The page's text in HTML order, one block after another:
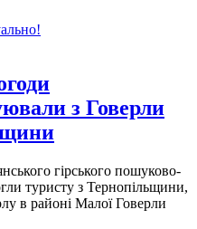
з Говерли
гірського пошуково-
туристу з Тернопільщини,
в районі Малої Говерли